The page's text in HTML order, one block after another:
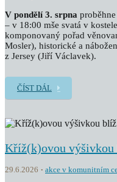
V pondělí 3. srpna
– v 18:00 mše svatá v
komponovaný pořad
Mosler), historické a
z Jersey (Jiří Václavek).
ČÍST DÁL
Kříž(k)ovou výšivkou
29.6.2026 akce v komunitním